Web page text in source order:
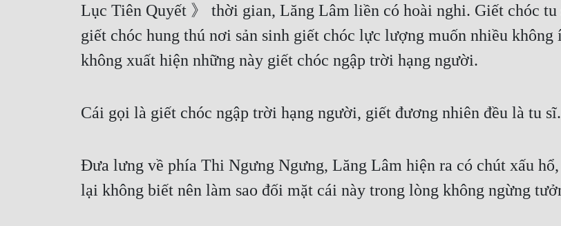
Lục Tiên Quyết 》 thời gian, Lăng Lâm liền có hoài nghi. Giết chóc
giết chóc hung thú nơi sản sinh giết chóc lực lượng muốn nhiều
không xuất hiện những này giết chóc ngập trời hạng người.
Cái gọi là giết chóc ngập trời hạng người, giết đương nhiên đều là tu sĩ.
Đưa lưng về phía Thi Ngưng Ngưng, Lăng Lâm hiện ra có chút xấu
lại không biết nên làm sao đối mặt cái này trong lòng không ngừng